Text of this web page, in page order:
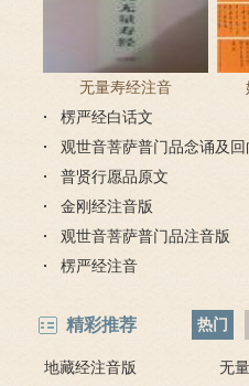
无量寿经注音
楞严经白话文
观世音菩萨普门品念诵及回
普贤行愿品原文
金刚经注音版
观世音菩萨普门品注音版
楞严经注音
精彩推荐 热门
地藏经注音版 无